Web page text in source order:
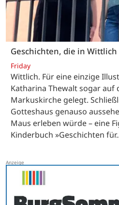
Geschichten, die in
Friday
Wittlich. Für eine einzige
Katharina Thewalt sogar auf
Markuskirche gelegt.
Gotteshaus genauso
Maus erleben würde – eine
Kinderbuch »Geschichten